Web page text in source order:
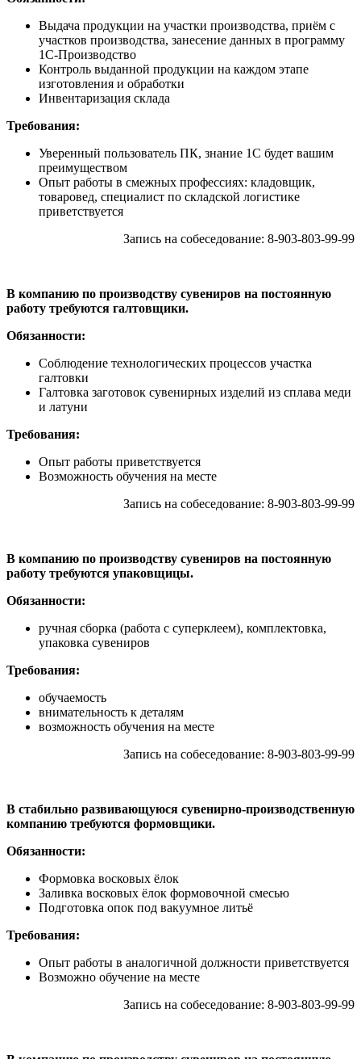
Выдача продукции на участки производства, приём с
участков производства, занесение данных в программу
1С-Производство
Контроль выданной продукции на каждом этапе
изготовления и обработки
Инвентаризация склада
Требования:
Уверенный пользователь ПК, знание 1С будет вашим
преимуществом
Опыт работы в смежных профессиях: кладовщик,
товаровед, специалист по складской логистике
приветствуется
Запись на собеседование: 8-903-803-99-99
В компанию по производству сувениров на постоянную
работу требуются галтовщики.
Обязанности:
Соблюдение технологических процессов участка
галтовки
Галтовка заготовок сувенирных изделий из сплава меди
и латуни
Требования:
Опыт работы приветствуется
Возможность обучения на месте
Запись на собеседование: 8-903-803-99-99
В компанию по производству сувениров на постоянную
работу требуются упаковщицы.
Обязанности:
ручная сборка (работа с суперклеем), комплектовка,
упаковка сувениров
Требования:
обучаемость
внимательность к деталям
возможность обучения на месте
Запись на собеседование: 8-903-803-99-99
В стабильно развивающуюся сувенирно-производственную
компанию требуются формовщики.
Обязанности:
Формовка восковых ёлок
Заливка восковых ёлок формовочной смесью
Подготовка опок под вакуумное литьё
Требования:
Опыт работы в аналогичной должности приветствуется
Возможно обучение на месте
Запись на собеседование: 8-903-803-99-99